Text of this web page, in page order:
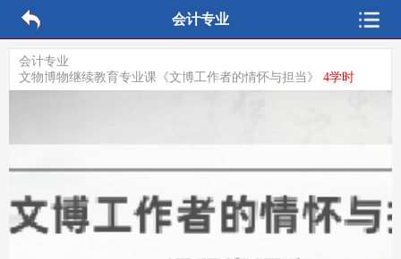
会计专业
会计专业
文物博物继续教育专业课《文博工作者的情怀与担当》 4学时